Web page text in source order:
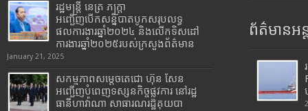
រដ្ឋមន្រ្តី​ នេត្រ​ ភក្ត្រា​
អញ្ជើញបើកសន្និបាតបូកសរុបលទ្ធ
ផលការងារឆ្នាំ២០២៤ និងលើកទិសដៅ
ការងារឆ្នាំ២០២៥របស់​ក្រសួង​ព័ត៌មាន​
January 21, 2025
សកម្មភាពសម្តេចតេជោ ហ៊ុន សែន
អញ្ជើញបំពេញទស្សនកិច្ចផ្លូវការ នៅរដ្ឋ
ធានីហាវ៉ាណា សាធារណរដ្ឋគុយបា
ព័ត៌មានអន្